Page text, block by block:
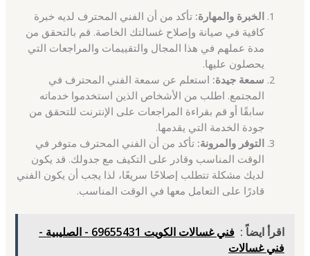
الخبرة والمهارة: تأكد من أن الفني المحترف لديه خبرة
كافية في صيانة وإصلاح غسالتك الخاصة. قم بالتحقق من
مدة عملهم في هذا المجال والتقييمات والمراجعات التي
يحصلون عليها.
سمعة جيدة: استعلم عن سمعة الفني المحترف في
المجتمع. اطلب من الأشخاص الذين استخدموا خدماته
سابقًا أو قم بقراءة المراجعات على الإنترنت للتحقق من
جودة الخدمة التي يقدمها.
التوفر والمرونة: تأكد من أن الفني المحترف متوفر في
الوقت المناسب وقادر على التكيف مع جدولك. قد يكون
لديك مشكلة تتطلب إصلاحًا سريعًا، لذا يجب أن يكون الفني
قادرًا على التعامل معها في الوقت المناسب.
اقرأ ايضاً :
فني غسالات الكويت 69655431 - الصليبية -
فني غسالات